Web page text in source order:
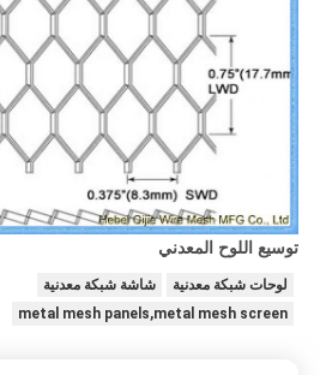
توسيع اللوح المعدني
لوحات شبكة معدنية
شاشة شبكة معدنية
metal mesh panels,metal mesh screen